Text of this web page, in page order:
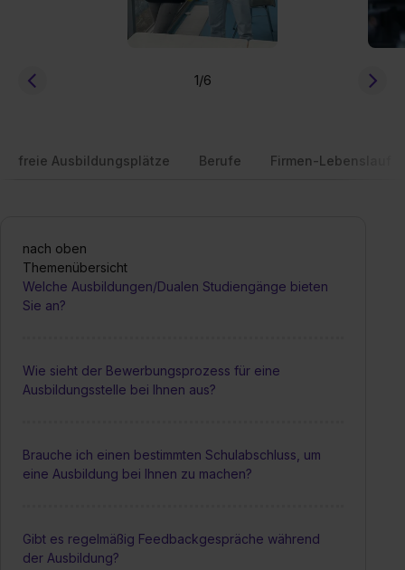
1/6
freie Ausbildungsplätze Berufe Firmen-Lebenslauf
nach oben
Themenübersicht
Welche Ausbildungen/Dualen Studiengänge bieten
Sie an?
Wie sieht der Bewerbungsprozess für eine
Ausbildungsstelle bei Ihnen aus?
Brauche ich einen bestimmten Schulabschluss, um
eine Ausbildung bei Ihnen zu machen?
Gibt es regelmäßig Feedbackgespräche während
der Ausbildung?